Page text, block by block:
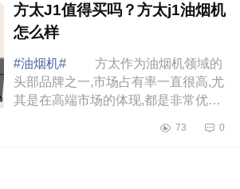
方太J1值得买吗？方太j1油烟机
怎么样
#油烟机#
方太作为油烟机领域的
头部品牌之一,市场占有率一直很高,尤
其是在高端市场的体现,都是非常优秀
得买吗？方太j1油烟机怎么样 方
73 0